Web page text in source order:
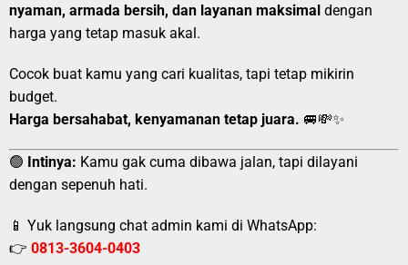
nyaman, armada bersih, dan layanan maksimal dengan
harga yang tetap masuk akal.
Cocok buat kamu yang cari kualitas, tapi tetap mikirin
budget.
Harga bersahabat, kenyamanan tetap juara. 🚐💸✨
🟢 Intinya: Kamu gak cuma dibawa jalan, tapi dilayani
dengan sepenuh hati.
📱 Yuk langsung chat admin kami di WhatsApp:
👉 0813-3604-0403